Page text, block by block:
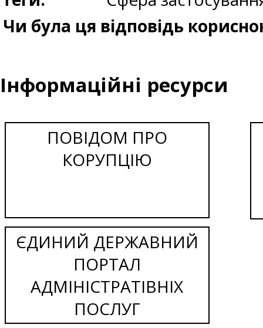
Чи була ця відповідь
Інформаційні ресурси
ПОВІДОМ ПРО
КОРУПЦІЮ
ЄДИНИЙ ДЕРЖАВНИЙ
ПОРТАЛ
АДМІНІСТРАТІВНІХ
ПОСЛУГ